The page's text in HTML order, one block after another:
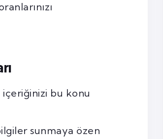
bu konu
sunmaya özen